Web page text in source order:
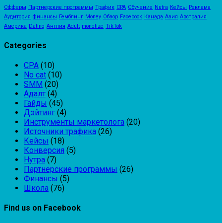
Офферы Партнерские программы Трафик CPA Обучение Nutra Кейсы Реклама
Аудитория финансы Гемблинг Money Обзор Facebook Канада Азия Австралия
Америка Dating Англия Adult monetize TikTok
Categories
CPA (10)
No cat (10)
SMM (20)
Адалт (4)
Гайды (45)
Дэйтинг (4)
Инструменты маркетолога (20)
Источники трафика (26)
Кейсы (18)
Конверсия (5)
Нутра (7)
Партнерские программы (26)
Финансы (5)
Школа (76)
Find us on Facebook